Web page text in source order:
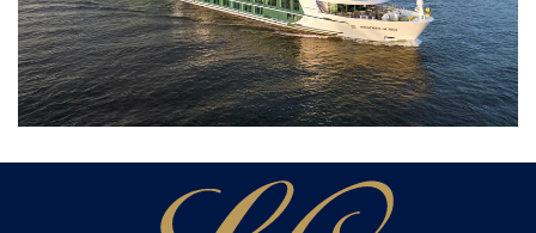
und
Nachhaltigkeit
perfekt
vereint:
unser
Flaggschiff